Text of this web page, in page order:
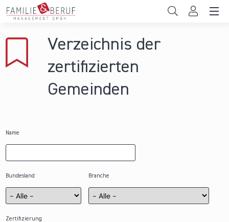
Direkt zum Inhalt
Gemeinden
Hochschulen
Verzeichnis der
zertifizierten
Gemeinden
Name
Bundesland Branche
Zertifizierung